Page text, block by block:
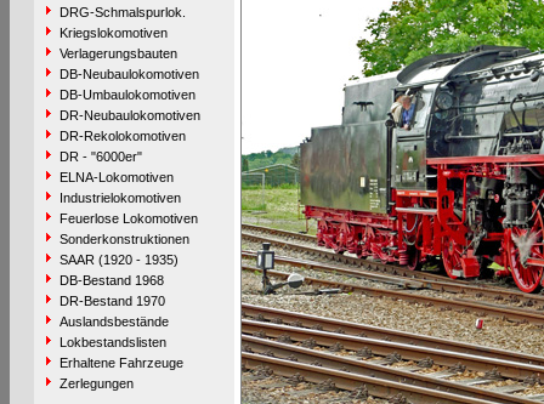
DRG-Schmalspurlok.
Kriegslokomotiven
Verlagerungsbauten
DB-Neubaulokomotiven
DB-Umbaulokomotiven
DR-Neubaulokomotiven
DR-Rekolokomotiven
DR - "6000er"
ELNA-Lokomotiven
Industrielokomotiven
Feuerlose Lokomotiven
Sonderkonstruktionen
SAAR (1920 - 1935)
DB-Bestand 1968
DR-Bestand 1970
Auslandsbestände
Lokbestandslisten
Erhaltene Fahrzeuge
Zerlegungen